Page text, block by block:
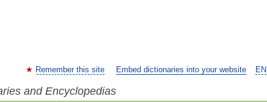
EN
Remember this site Embed dictionaries into your website
and Encyclopedias